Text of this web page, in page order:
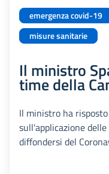
emergenza covid-19
misure sanitarie
Il ministro
time della
Il ministro ha
sull'applicazione
diffondersi del